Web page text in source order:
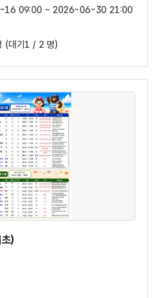
09:00 ~ 2026-06-30 21:00
(대기1 / 2 명)
)